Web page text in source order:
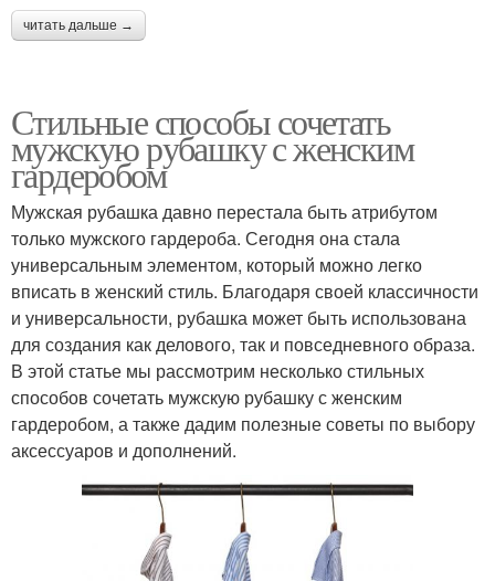
читать дальше →
Стильные способы сочетать
мужскую рубашку с женским
гардеробом
Мужская рубашка давно перестала быть атрибутом
только мужского гардероба. Сегодня она стала
универсальным элементом, который можно легко
вписать в женский стиль. Благодаря своей классичности
и универсальности, рубашка может быть использована
для создания как делового, так и повседневного образа.
В этой статье мы рассмотрим несколько стильных
способов сочетать мужскую рубашку с женским
гардеробом, а также дадим полезные советы по выбору
аксессуаров и дополнений.